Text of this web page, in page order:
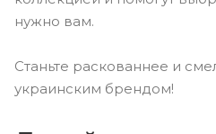
нужно вам.
Станьте раскованнее и
украинским брендом!